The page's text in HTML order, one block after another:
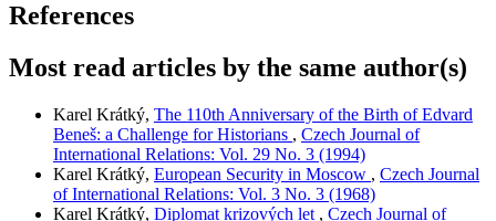
References
Most read articles by the same author(s)
Karel Krátký, The 110th Anniversary of the Birth of Edvard
Beneš: a Challenge for Historians , Czech Journal of
International Relations: Vol. 29 No. 3 (1994)
Karel Krátký, European Security in Moscow , Czech Journal
of International Relations: Vol. 3 No. 3 (1968)
Karel Krátký, Diplomat krizových let , Czech Journal of